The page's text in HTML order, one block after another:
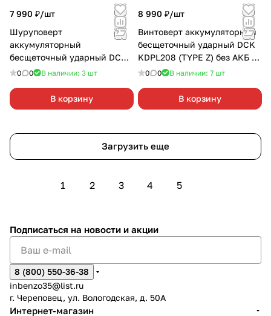
7 990 ₽/шт
Шуруповерт
аккумуляторный
бесщеточный ударный DCK
KDJZ2060i(TYPE Z) без АКБ и
0 0 В наличии: 3 шт
В корзину
8 990 ₽/шт
Винтоверт аккумуляторный
бесщеточный ударный DCK
KDPL208 (TYPE Z) без АКБ и
З/У
0 0 В наличии: 7 шт
В корзину
Загрузить еще
1 2 3 4 5
Подписаться на новости и акции
8 (800) 550-36-38
inbenzo35@list.ru
г. Череповец, ул. Вологодская, д. 50А
Интернет-магазин